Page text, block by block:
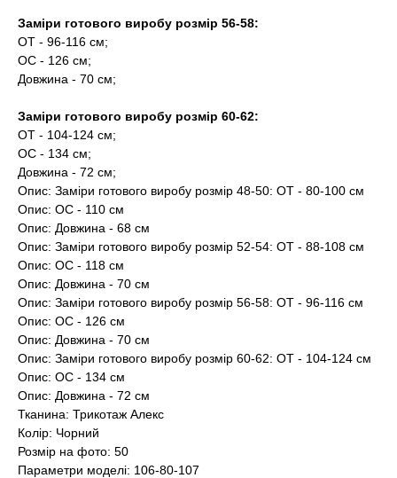
Заміри готового виробу розмір 56-58:
ОТ - 96-116 см;
ОС - 126 см;
Довжина - 70 см;
Заміри готового виробу розмір 60-62:
ОТ - 104-124 см;
ОС - 134 см;
Довжина - 72 см;
Опис: Заміри готового виробу розмір 48-50: ОТ - 80-100 см
Опис: ОС - 110 см
Опис: Довжина - 68 см
Опис: Заміри готового виробу розмір 52-54: ОТ - 88-108 см
Опис: ОС - 118 см
Опис: Довжина - 70 см
Опис: Заміри готового виробу розмір 56-58: ОТ - 96-116 см
Опис: ОС - 126 см
Опис: Довжина - 70 см
Опис: Заміри готового виробу розмір 60-62: ОТ - 104-124 см
Опис: ОС - 134 см
Опис: Довжина - 72 см
Тканина: Трикотаж Алекс
Колір: Чорний
Розмір на фото: 50
Параметри моделі: 106-80-107